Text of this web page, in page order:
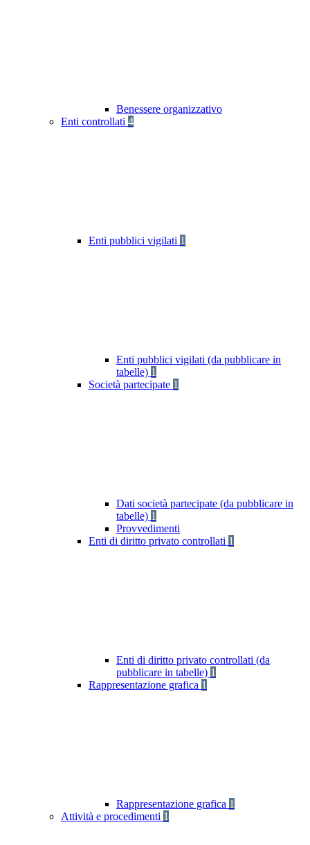
Benessere organizzativo
Enti controllati 4
Enti pubblici vigilati 1
Enti pubblici vigilati (da pubblicare in
tabelle) 1
Società partecipate 1
Dati società partecipate (da pubblicare in
tabelle) 1
Provvedimenti
Enti di diritto privato controllati 1
Enti di diritto privato controllati (da
pubblicare in tabelle) 1
Rappresentazione grafica 1
Rappresentazione grafica 1
Attività e procedimenti 1